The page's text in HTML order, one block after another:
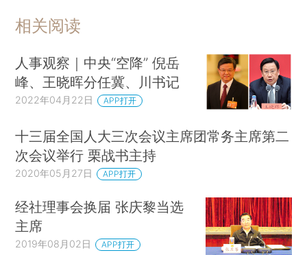
相关阅读
人事观察｜中央“空降” 倪岳
峰、王晓晖分任冀、川书记
2022年04月22日 APP打开
十三届全国人大三次会议主席团常务主席第二
次会议举行 栗战书主持
2020年05月27日 APP打开
经社理事会换届 张庆黎当选
主席
2019年08月02日 APP打开